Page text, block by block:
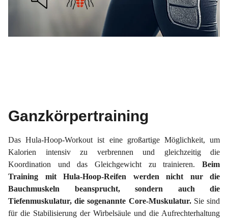
Ganzkörpertraining
Das Hula-Hoop-Workout ist eine großartige Möglichkeit, um
Kalorien intensiv zu verbrennen und gleichzeitig die
Koordination und das Gleichgewicht zu trainieren. Beim
Training mit Hula-Hoop-Reifen werden nicht nur die
Bauchmuskeln beansprucht, sondern auch die
Tiefenmuskulatur, die sogenannte Core-Muskulatur.Sie sind
für die Stabilisierung der Wirbelsäule und die Aufrechterhaltung